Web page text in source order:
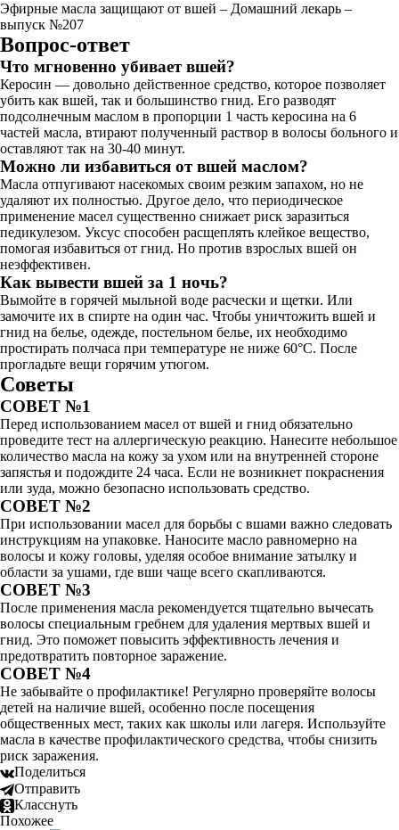
Эфирные масла защищают от вшей – Домашний лекарь –
выпуск №207
Вопрос-ответ
Что мгновенно убивает вшей?
Керосин — довольно действенное средство, которое позволяет
убить как вшей, так и большинство гнид. Его разводят
подсолнечным маслом в пропорции 1 часть керосина на 6
частей масла, втирают полученный раствор в волосы больного и
оставляют так на 30-40 минут.
Можно ли избавиться от вшей маслом?
Масла отпугивают насекомых своим резким запахом, но не
удаляют их полностью. Другое дело, что периодическое
применение масел существенно снижает риск заразиться
педикулезом. Уксус способен расщеплять клейкое вещество,
помогая избавиться от гнид. Но против взрослых вшей он
неэффективен.
Как вывести вшей за 1 ночь?
Вымойте в горячей мыльной воде расчески и щетки. Или
замочите их в спирте на один час. Чтобы уничтожить вшей и
гнид на белье, одежде, постельном белье, их необходимо
простирать полчаса при температуре не ниже 60°C. После
прогладьте вещи горячим утюгом.
Советы
СОВЕТ №1
Перед использованием масел от вшей и гнид обязательно
проведите тест на аллергическую реакцию. Нанесите небольшое
количество масла на кожу за ухом или на внутренней стороне
запястья и подождите 24 часа. Если не возникнет покраснения
или зуда, можно безопасно использовать средство.
СОВЕТ №2
При использовании масел для борьбы с вшами важно следовать
инструкциям на упаковке. Наносите масло равномерно на
волосы и кожу головы, уделяя особое внимание затылку и
области за ушами, где вши чаще всего скапливаются.
СОВЕТ №3
После применения масла рекомендуется тщательно вычесать
волосы специальным гребнем для удаления мертвых вшей и
гнид. Это поможет повысить эффективность лечения и
предотвратить повторное заражение.
СОВЕТ №4
Не забывайте о профилактике! Регулярно проверяйте волосы
детей на наличие вшей, особенно после посещения
общественных мест, таких как школы или лагеря. Используйте
масла в качестве профилактического средства, чтобы снизить
риск заражения.
Поделиться
Отправить
Класснуть
Похожее